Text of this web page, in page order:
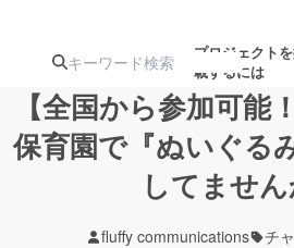
プロジェクト
載するには
注目のリ
注目の新着プロ 募
【全国から参加可能
保育園で『ぬいぐる
してません
fluffy communications チ